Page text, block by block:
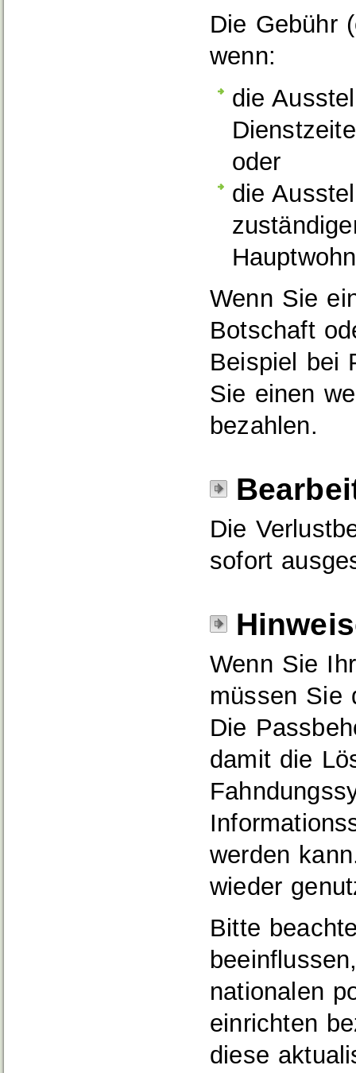
Die Gebühr
wenn:
die
oder
die
Wenn Sie
Botschaft
Beispiel bei
Sie einen
bezahlen.
Die
sofort
Wenn Sie
müssen Sie
Die
damit die
werden
wieder
Bitte
nationalen
einrichten
diese